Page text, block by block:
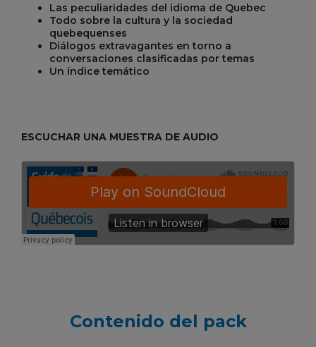
Las peculiaridades del idioma de Quebec
Todo sobre la cultura y la sociedad
quebequenses
Diálogos extravagantes en torno a
conversaciones clasificadas por temas
Un índice temático
ESCUCHAR UNA MUESTRA DE AUDIO
Contenido del pack